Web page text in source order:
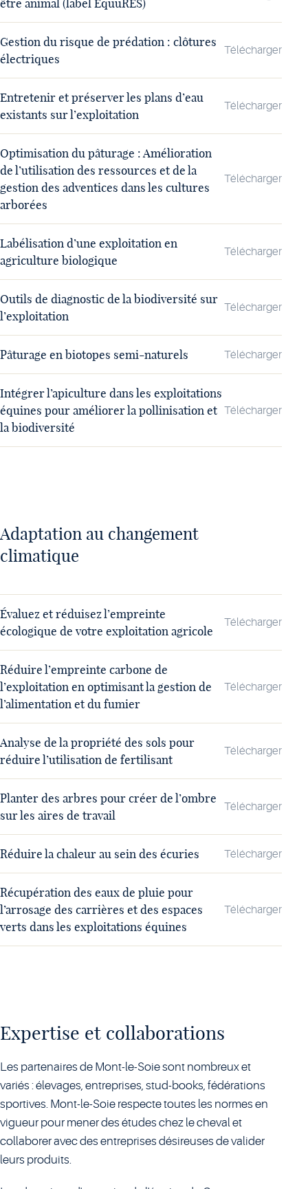
être animal (label EquuRES)
Gestion du risque de prédation : clôtures
électriques
Télécharger
Entretenir et préserver les plans d’eau
existants sur l’exploitation
Télécharger
Optimisation du pâturage : Amélioration
de l’utilisation des ressources et de la
gestion des adventices dans les cultures
arborées
Télécharger
Labélisation d’une exploitation en
agriculture biologique
Télécharger
Outils de diagnostic de la biodiversité sur
l’exploitation
Télécharger
Pâturage en biotopes semi-naturels Télécharger
Intégrer l’apiculture dans les exploitations
équines pour améliorer la pollinisation et
la biodiversité
Télécharger
Adaptation au changement
climatique
Évaluez et réduisez l’empreinte
écologique de votre exploitation agricole
Télécharger
Réduire l’empreinte carbone de
l’exploitation en optimisant la gestion de
l’alimentation et du fumier
Télécharger
Analyse de la propriété des sols pour
réduire l’utilisation de fertilisant
Télécharger
Planter des arbres pour créer de l’ombre
sur les aires de travail
Télécharger
Réduire la chaleur au sein des écuries Télécharger
Récupération des eaux de pluie pour
l’arrosage des carrières et des espaces
verts dans les exploitations équines
Télécharger
Expertise et collaborations
Les partenaires de Mont-le-Soie sont nombreux et
variés : élevages, entreprises, stud-books, fédérations
sportives. Mont-le-Soie respecte toutes les normes en
vigueur pour mener des études chez le cheval et
collaborer avec des entreprises désireuses de valider
leurs produits.